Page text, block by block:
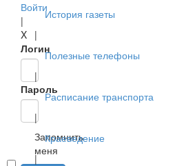
Войти
|
X
Логин
Пароль
Запомнить
меня
История газеты
|
Полезные телефоны
|
Расписание транспорта
|
Краеведение
|